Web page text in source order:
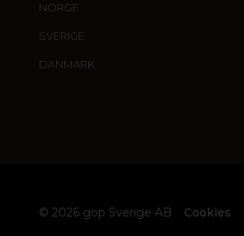
NORGE
SVERIGE
DANMARK
© 2026 gop Sverige AB Cookies